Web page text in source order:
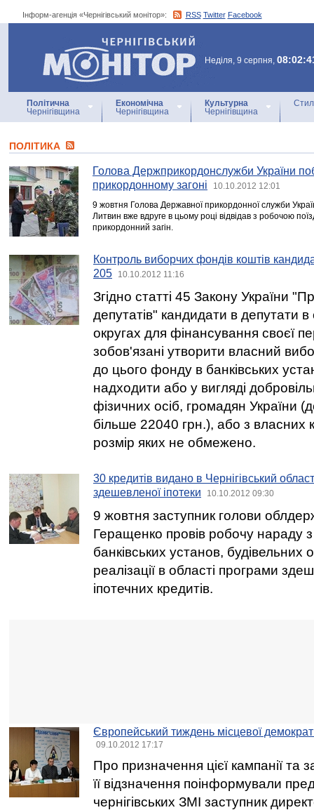
Інформ-агенція «Чернігівський монітор»: RSS Twitter Facebook
Інформ-агенція
«Чернігівський монітор»
Неділя, 9 серпня,
Політична
Чернігівщина
Економічна
Чернігівщина
Культурна
Чернігівщина
ПОЛІТИКА
Голова Держприкордонслужби України
прикордонному загоні
10.10.2012 12:01
9 жовтня Голова Державної прикордонної служби
Литвин вже вдруге в цьому році відвідав з робочою
прикордонний загін.
Контроль виборчих фондів коштів
205
10.10.2012 11:16
Згідно статті 45 Закону України
депутатів" кандидати в депутати
округах для фінансування своєї
зобов'язані утворити власний
до цього фонду в банківських
надходити або у вигляді
фізичних осіб, громадян України
більше 22040 грн.), або з власних
розмір яких не обмежено.
30 кредитів видано в Чернігівський
здешевленої іпотеки
10.10.2012 09:30
9 жовтня заступник голови
Геращенко провів робочу нараду
банківських установ, будівельних
реалізації в області програми
іпотечних кредитів.
Європейський тиждень місцевої
09.10.2012 17:17
Про призначення цієї кампанії та
її відзначення поінформували
чернігівських ЗМІ заступник